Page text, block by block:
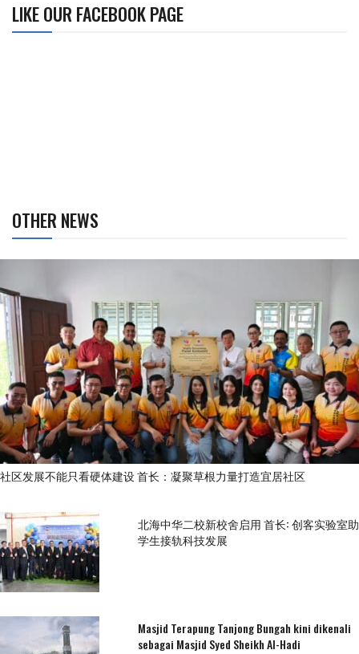
LIKE OUR FACEBOOK PAGE
OTHER NEWS
社区发展不能只看硬体建设 首长：凝聚草根力量打造宜居社区
北海中华二校新校舍启用 首长: 创客实验室助
学生接轨科技发展
Masjid Terapung Tanjong Bungah kini dikenali
sebagai Masjid Syed Sheikh Al-Hadi